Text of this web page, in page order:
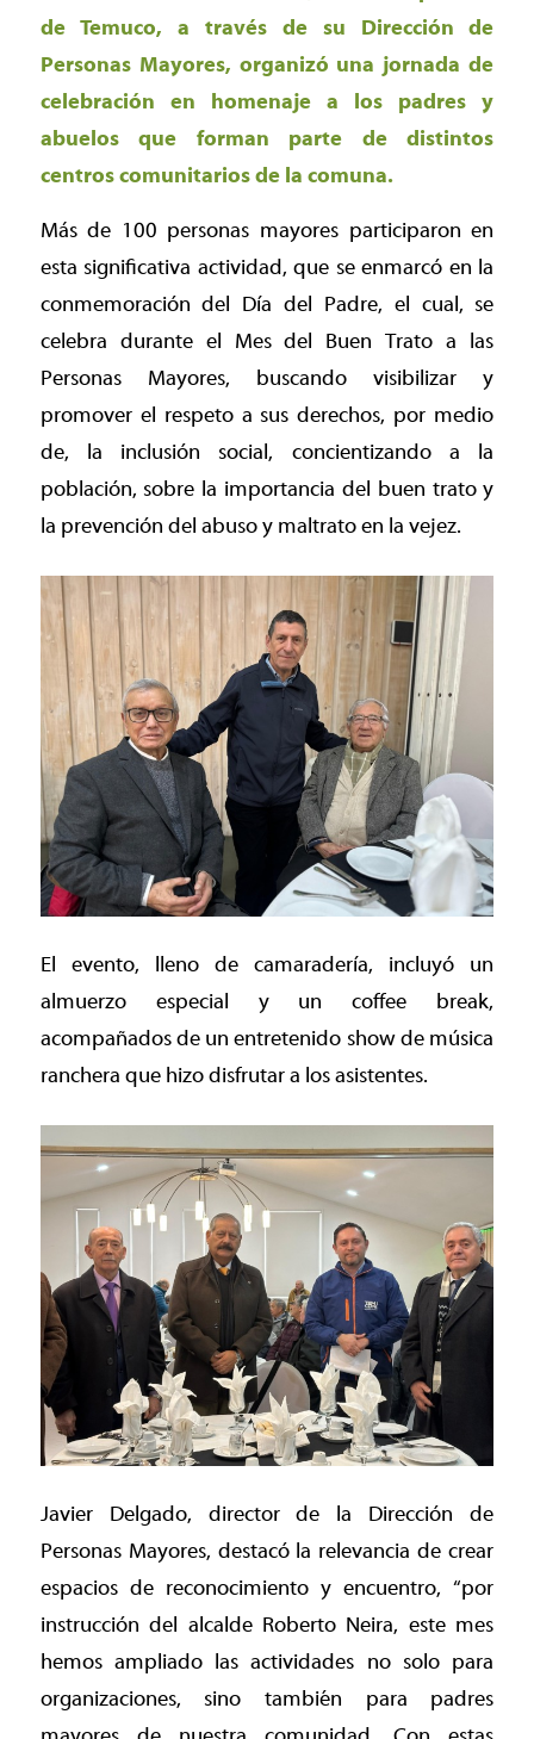
de Temuco, a través de su Dirección de
Personas Mayores, organizó una jornada de
celebración en homenaje a los padres y
abuelos que forman parte de distintos
centros comunitarios de la comuna.
Más de 100 personas mayores participaron en
esta significativa actividad, que se enmarcó en la
conmemoración del Día del Padre, el cual, se
celebra durante el Mes del Buen Trato a las
Personas Mayores, buscando visibilizar y
promover el respeto a sus derechos, por medio
de, la inclusión social, concientizando a la
población, sobre la importancia del buen trato y
la prevención del abuso y maltrato en la vejez.
El evento, lleno de camaradería, incluyó un
almuerzo especial y un coffee break,
acompañados de un entretenido show de música
ranchera que hizo disfrutar a los asistentes.
Javier Delgado, director de la Dirección de
Personas Mayores, destacó la relevancia de crear
espacios de reconocimiento y encuentro, “por
instrucción del alcalde Roberto Neira, este mes
hemos ampliado las actividades no solo para
organizaciones, sino también para padres